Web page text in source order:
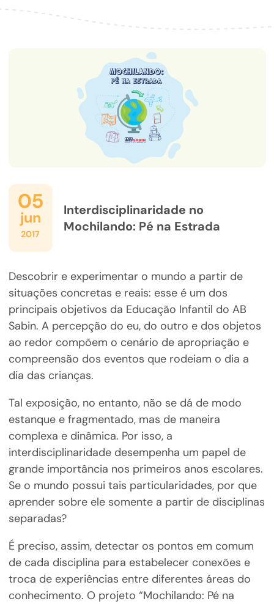
05
jun
2017
Interdisciplinaridade no
Mochilando: Pé na Estrada
Descobrir e experimentar o mundo a partir de
situações concretas e reais: esse é um dos
principais objetivos da Educação Infantil do AB
Sabin. A percepção do eu, do outro e dos objetos
ao redor compõem o cenário de apropriação e
compreensão dos eventos que rodeiam o dia a
dia das crianças.
Tal exposição, no entanto, não se dá de modo
estanque e fragmentado, mas de maneira
complexa e dinâmica. Por isso, a
interdisciplinaridade desempenha um papel de
grande importância nos primeiros anos escolares.
Se o mundo possui tais particularidades, por que
aprender sobre ele somente a partir de disciplinas
separadas?
É preciso, assim, detectar os pontos em comum
de cada disciplina para estabelecer conexões e
troca de experiências entre diferentes áreas do
conhecimento. O projeto “Mochilando: Pé na